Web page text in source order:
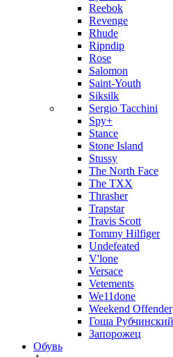
Reebok
Revenge
Rhude
Ripndip
Rose
Salomon
Saint-Youth
Siksilk
Sergio Tacchini
Spy+
Stance
Stone Island
Stussy
The North Face
The TXX
Thrasher
Trapstar
Travis Scott
Tommy Hilfiger
Undefeated
V'lone
Versace
Vetements
We11done
Weekend Offender
Гоша Рубчинский
Запорожец
Обувь